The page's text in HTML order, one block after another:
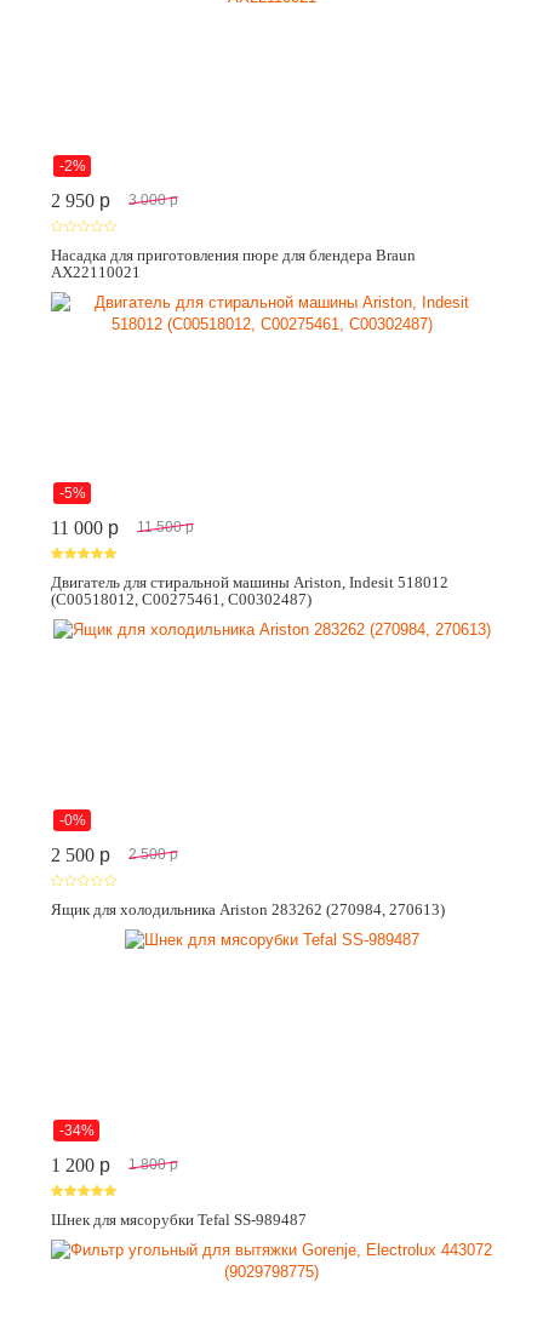
-2%
2 950 p 3 000 p
Насадка для приготовления пюре для блендера Braun
AX22110021
-5%
11 000 p 11 500 p
Двигатель для стиральной машины Ariston, Indesit 518012
(C00518012, C00275461, C00302487)
-0%
2 500 p 2 500 p
Ящик для холодильника Ariston 283262 (270984, 270613)
-34%
1 200 p 1 800 p
Шнек для мясорубки Tefal SS-989487